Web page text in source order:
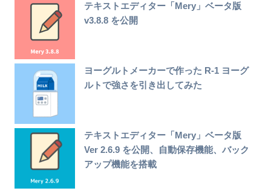
テキストエディター「Mery」ベータ版
v3.8.8 を公開
ヨーグルトメーカーで作った R-1 ヨーグ
ルトで強さを引き出してみた
テキストエディター「Mery」ベータ版
Ver 2.6.9 を公開、自動保存機能、バック
アップ機能を搭載